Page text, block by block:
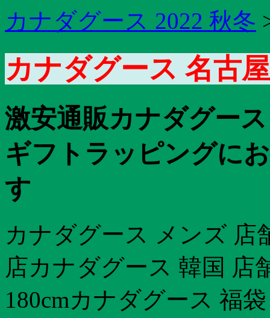
カナダグース 2022 秋冬
カナダグース 名古
激安通販カナダグー
ギフトラッピングに
す
カナダグース メンズ 店
店カナダグース 韓国 店
180cmカナダグース 福